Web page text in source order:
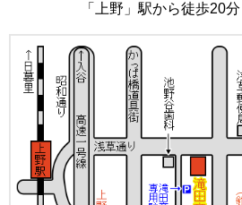
「上野」駅から徒歩20